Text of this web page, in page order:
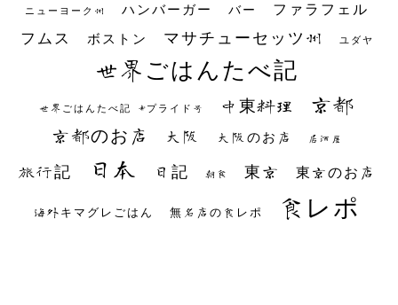
ニューヨーク州 ハンバーガー バー ファラフェル
フムス ボストン マサチューセッツ州 ユダヤ
世界ごはんたべ記
世界ごはんたべ記 #プライド号 中東料理 京都
京都のお店 大阪 大阪のお店 居酒屋
旅行記 日本 日記 朝食 東京 東京のお店
海外キマグレごはん 無名店の食レポ 食レポ